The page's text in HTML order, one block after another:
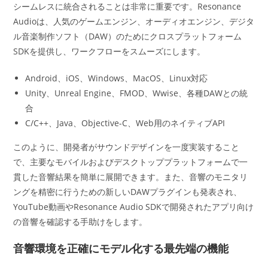
シームレスに統合されることは非常に重要です。Resonance
Audioは、人気のゲームエンジン、オーディオエンジン、デジタ
ル音楽制作ソフト（DAW）のためにクロスプラットフォーム
SDKを提供し、ワークフローをスムーズにします。
Android、iOS、Windows、MacOS、Linux対応
Unity、Unreal Engine、FMOD、Wwise、各種DAWとの統
合
C/C++、Java、Objective-C、Web用のネイティブAPI
このように、開発者がサウンドデザインを一度実装すること
で、主要なモバイルおよびデスクトッププラットフォームで一
貫した音響結果を簡単に展開できます。また、音響のモニタリ
ングを精密に行うための新しいDAWプラグインも発表され、
YouTube動画やResonance Audio SDKで開発されたアプリ向け
の音響を確認する手助けをします。
音響環境を正確にモデル化する最先端の機能